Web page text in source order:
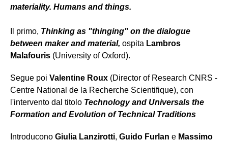
materiality. Humans and things.
Il primo, Thinking as "thinging" on the dialogue
between maker and material, ospita Lambros
Malafouris (University of Oxford).
Segue poi Valentine Roux (Director of Research CNRS -
Centre National de la Recherche Scientifique), con
l'intervento dal titolo Technology and Universals the
Formation and Evolution of Technical Traditions
Introducono Giulia Lanzirotti, Guido Furlan e Massimo